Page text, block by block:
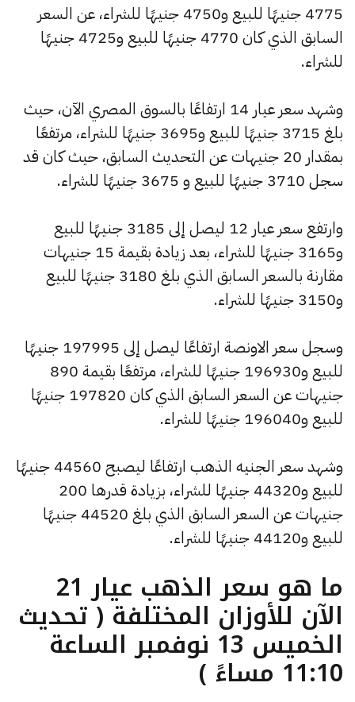
4775 جنيهًا للبيع و4750 جنيهًا للشراء، عن السعر
السابق الذي كان 4770 جنيهًا للبيع و4725 جنيهًا
للشراء.
وشهد سعر عيار 14 ارتفاعًا بالسوق المصري الآن، حيث
بلغ 3715 جنيهًا للبيع و3695 جنيهًا للشراء، مرتفعًا
بمقدار 20 جنيهات عن التحديث السابق، حيث كان قد
سجل 3710 جنيهًا للبيع و 3675 جنيهًا للشراء.
وارتفع سعر عيار 12 ليصل إلى 3185 جنيهًا للبيع
و3165 جنيهًا للشراء، بعد زيادة بقيمة 15 جنيهات
مقارنة بالسعر السابق الذي بلغ 3180 جنيهًا للبيع
و3150 جنيهًا للشراء.
وسجل سعر الاونصة ارتفاعًا ليصل إلى 197995 جنيهًا
للبيع و196930 جنيهًا للشراء، مرتفعًا بقيمة 890
جنيهات عن السعر السابق الذي كان 197820 جنيهًا
للبيع و196040 جنيهًا للشراء.
وشهد سعر الجنيه الذهب ارتفاعًا ليصبح 44560 جنيهًا
للبيع و44320 جنيهًا للشراء، بزيادة قدرها 200
جنيهات عن السعر السابق الذي بلغ 44520 جنيهًا
للبيع و44120 جنيهًا للشراء.
ما هو سعر الذهب عيار 21
الآن للأوزان المختلفة ( تحديث
الخميس 13 نوفمبر الساعة
11:10 مساءً )